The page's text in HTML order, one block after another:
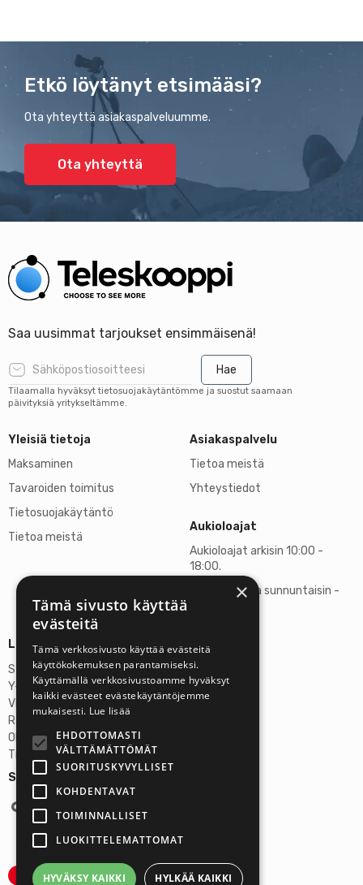
Etkö löytänyt etsimääsi?
Ota yhteyttä asiakaspalveluumme.
Ota yhteyttä
Saa uusimmat tarjoukset ensimmäisenä!
Hae
Tilaamalla hyväksyt tietosuojakäytäntömme ja suostut saamaan
päivityksiä yritykseltämme.
Yleisiä tietoja
Maksaminen
Tavaroiden toimitus
Tietosuojakäytäntö
Tietoa meistä
Asiakaspalvelu
Tietoa meistä
Yhteystiedot
Aukioloajat
Aukioloajat arkisin 10:00 -
18:00.
Lauantaisin ja sunnuntaisin -
Seuraa meitä:
Lisätietoja
Stardust Finland Oy
Y-tunnus: 2972445-9
Virallinen osoite
Rantatie 37 C75, 33250 Tampere
OP Tampere
Tilinumero FI6357300820922629
×
Tämä sivusto käyttää
evästeitä
Tämä verkkosivusto käyttää evästeitä
käyttökokemuksen parantamiseksi.
Käyttämällä verkkosivustoamme hyväksyt
kaikki evästeet evästekäytäntöjemme
mukaisesti. Lue lisää
EHDOTTOMASTI
VÄLTTÄMÄTTÖMÄT
SUORITUSKYVYLLISET
KOHDENTAVAT
TOIMINNALLISET
LUOKITTELEMATTOMAT
HYVÄKSY KAIKKI HYLKÄÄ KAIKKI